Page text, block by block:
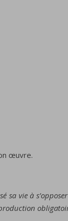
œuvre.
sa vie à